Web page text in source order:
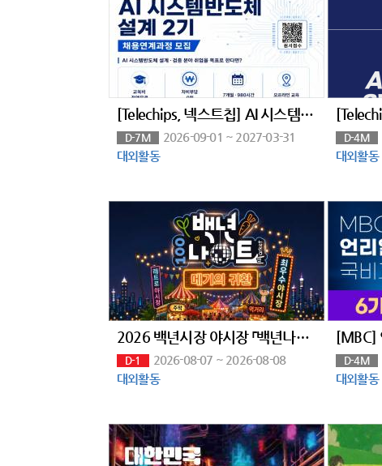
[Telechips, 넥스트칩] AI 시스템반도체 설계(2기)(구 하만 세미콘아카데미, 팹리스협회회원사 채용연계과정)
D-7M
2026-09-01 ~ 2027-03-31
대외활동
D-4M
대외활동
2026 백년시장 야시장 「백년나이트 : 메기의 귀환」
D-1
2026-08-07 ~ 2026-08-08
대외활동
D-4M
대외활동